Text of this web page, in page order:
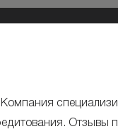
Отзывы